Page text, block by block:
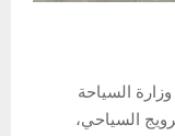
السياحة
السياحي،